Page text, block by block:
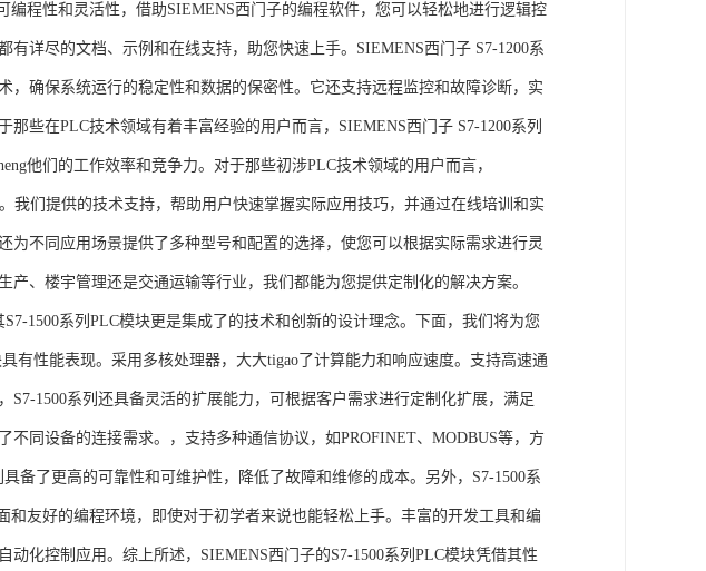
编程性和灵活性，借助SIEMENS西门子的编程软件，您可以轻松地进行逻辑控
详尽的文档、示例和在线支持，助您快速上手。SIEMENS西门子 S7-1200系
，确保系统运行的稳定性和数据的保密性。它还支持远程监控和故障诊断，实
些在PLC技术领域有着丰富经验的用户而言，SIEMENS西门子 S7-1200系列
他们的工作效率和竞争力。对于那些初涉PLC技术领域的用户而言，
我们提供的技术支持，帮助用户快速掌握实际应用技巧，并通过在线培训和实
为不同应用场景提供了多种型号和配置的选择，使您可以根据实际需求进行灵
、楼宇管理还是交通运输等行业，我们都能为您提供定制化的解决方案。
系列PLC模块更是集成了的技术和创新的设计理念。下面，我们将为您
有性能表现。采用多核处理器，大大tigao了计算能力和响应速度。支持高速通
1500系列还具备灵活的扩展能力，可根据客户需求进行定制化扩展，满足
同设备的连接需求。，支持多种通信协议，如PROFINET、MODBUS等，方
备了更高的可靠性和可维护性，降低了故障和维修的成本。另外，S7-1500系
和友好的编程环境，即使对于初学者来说也能轻松上手。丰富的开发工具和编
化控制应用。综上所述，SIEMENS西门子的S7-1500系列PLC模块凭借其性